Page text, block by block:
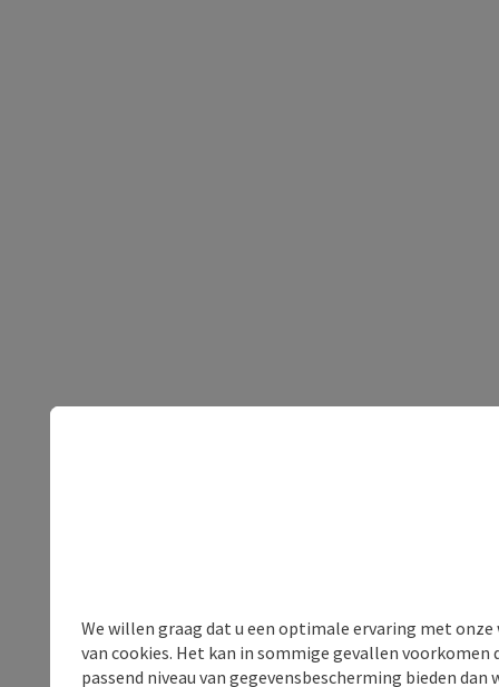
We willen graag dat u een optimale ervaring met
van cookies. Het kan in sommige gevallen voorkomen
passend niveau van gegevensbescherming bieden